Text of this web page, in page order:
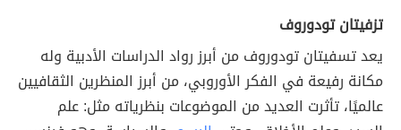
تزفيتان تودوروف
يعد تسفيتان تودوروف من أبرز رواد الدراسات الأدبية وله
مكانة رفيعة في الفكر الأوروبي، من أبرز المنظرين الثقافيين
عالميًا، تأثرت العديد من الموضوعات بنظرياته مثل: علم